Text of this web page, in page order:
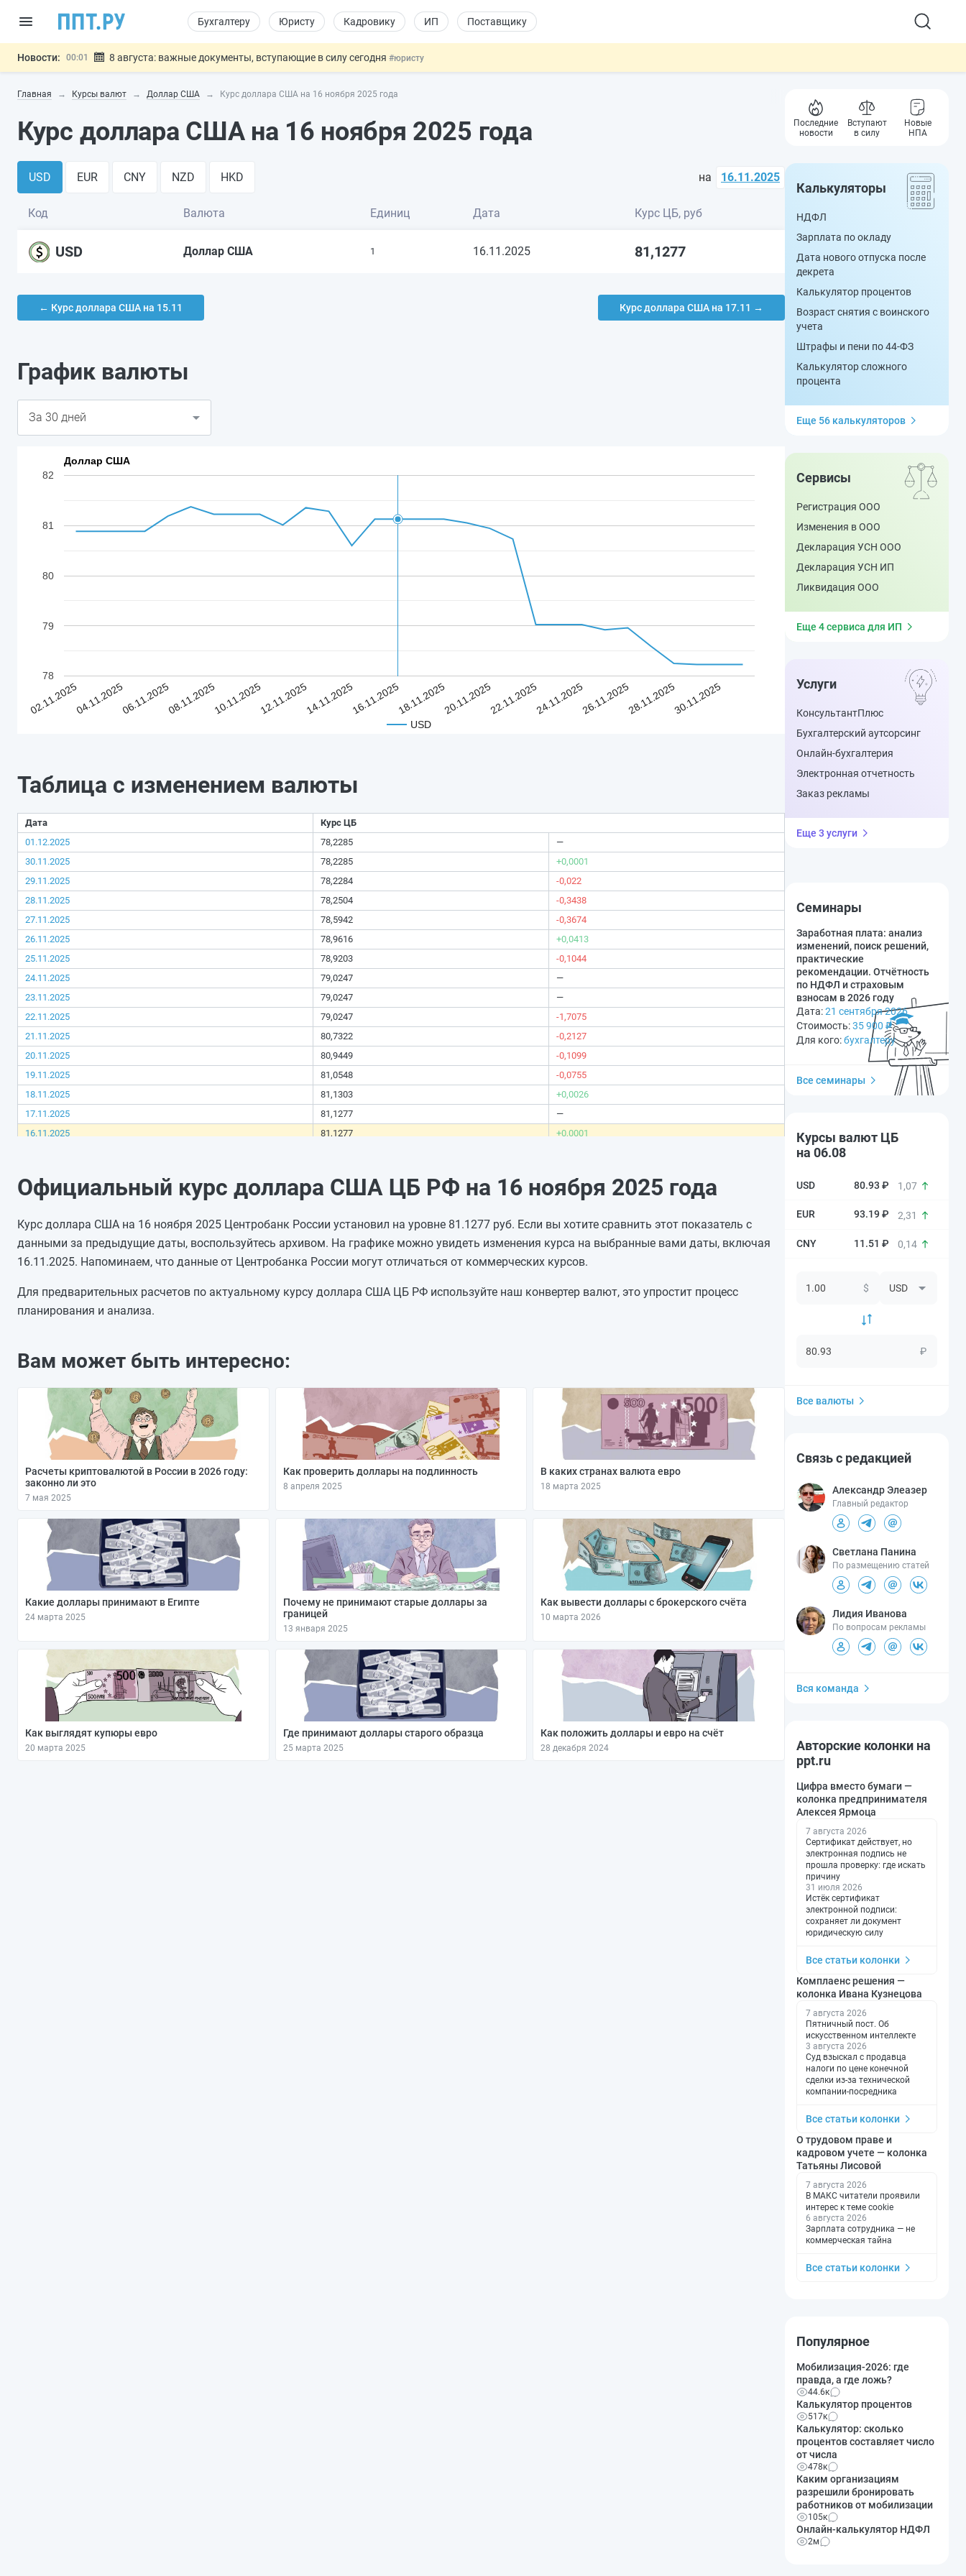
Бухгалтеру Юристу Кадровику ИП Поставщику
Новости: 00:01 8 августа: важные документы, вступающие в силу сегодня #юристу
07.08 Дистанционную работу беременных пропишут в ТК РФ #кадровику
07.08
Важно Разработают единые критерии трудовых и ГПХ-отношений #кадровику
Главная Курсы валют Доллар США Курс доллара США на 16 ноября 2025 года
Курс доллара США на 16 ноября 2025 года
USD EUR CNY NZD HKD на 16.11.2025
Код Валюта Единиц Дата Курс ЦБ, руб
USD Доллар США 1 16.11.2025 81,1277
← Курс доллара США на 15.11 Курс доллара США на 17.11 →
График валюты
Доллар США
USD
02.11.202504.11.202506.11.202508.11.202510.11.202512.11.202514.11.202516.11.202518.11.202520.11.202522.11.202524.11.202526.11.202528.11.202530.11.2025
78
79
80
81
82
Таблица с изменением валюты
Дата
Курс ЦБ
01.12.2025
78,2285
—
30.11.2025
78,2285
+0,0001
29.11.2025
78,2284
-0,022
28.11.2025
78,2504
-0,3438
27.11.2025
78,5942
-0,3674
26.11.2025
78,9616
+0,0413
25.11.2025
78,9203
-0,1044
24.11.2025
79,0247
—
23.11.2025
79,0247
—
22.11.2025
79,0247
-1,7075
21.11.2025
80,7322
-0,2127
20.11.2025
80,9449
-0,1099
19.11.2025
81,0548
-0,0755
18.11.2025
81,1303
+0,0026
17.11.2025
81,1277
—
16.11.2025
81,1277
+0,0001
13.11.2025
81,2853
-0,071
11.11.2025
81,0133
-0,2125
10.11.2025
81,2258
—
09.11.2025
81,2258
—
08.11.2025
81,2258
-0,1508
07.11.2025
04.11.2025
03.11.2025
80,8862
—
02.11.2025
Официальный курс доллара США ЦБ РФ на 16 ноября 2025 года
Курс доллара США на 16 ноября 2025 Центробанк России установил на уровне 81.1277 руб. Если вы хотите сравнить этот показатель с
данными за предыдущие даты, воспользуйтесь архивом. На графике можно увидеть изменения курса на выбранные вами даты, включая
16.11.2025. Напоминаем, что данные от Центробанка России могут отличаться от коммерческих курсов.
Для предварительных расчетов по актуальному курсу доллара США ЦБ РФ используйте наш конвертер валют, это упростит процесс
планирования и анализа.
Вам может быть интересно:
Расчеты криптовалютой в России в 2026 году:
законно ли это
7 мая 2025
Как проверить доллары на подлинность
8 апреля 2025
В каких странах валюта евро
18 марта 2025
Какие доллары принимают в Египте
24 марта 2025
Почему не принимают старые доллары за
границей
13 января 2025
Как вывести доллары с брокерского счёта
10 марта 2026
Как выглядят купюры евро
20 марта 2025
Где принимают доллары старого образца
25 марта 2025
Как положить доллары и евро на счёт
28 декабря 2024
Последние
новости
Вступают
в силу
Новые
НПА
Калькуляторы
НДФЛ
Зарплата по окладу
Дата нового отпуска после
декрета
Калькулятор процентов
Возраст снятия с воинского
учета
Штрафы и пени по 44-ФЗ
Калькулятор сложного
процента
Еще 56 калькуляторов
Сервисы
Регистрация ООО
Изменения в ООО
Декларация УСН ООО
Декларация УСН ИП
Ликвидация ООО
Еще 4 сервиса для ИП
Услуги
КонсультантПлюс
Бухгалтерский аутсорсинг
Онлайн-бухгалтерия
Электронная отчетность
Заказ рекламы
Еще 3 услуги
Семинары
Заработная плата: анализ
изменений, поиск решений,
практические
рекомендации. Отчётность
по НДФЛ и страховым
взносам в 2026 году
Дата:21 сентября 2026
Стоимость:35 900 ₽
Для кого:бухгалтеру
Все семинары
Курсы валют ЦБ
на 06.08
80.93 ₽ 1,07
93.19 ₽ 2,31
11.51 ₽ 0,14
$
₽
Все валюты
Связь с редакцией
Александр Элеазер
Главный редактор
Светлана Панина
По размещению статей
Лидия Иванова
По вопросам рекламы
Вся команда
Авторские колонки на
ppt.ru
Цифра вместо бумаги —
колонка предпринимателя
Алексея Ярмоца
7 августа 2026
Сертификат действует, но
электронная подпись не
прошла проверку: где искать
причину
31 июля 2026
Истёк сертификат
электронной подписи:
сохраняет ли документ
юридическую силу
Все статьи колонки
Комплаенс решения —
колонка Ивана Кузнецова
7 августа 2026
Пятничный пост. Об
искусственном интеллекте
3 августа 2026
Суд взыскал с продавца
налоги по цене конечной
сделки из-за технической
компании-посредника
Все статьи колонки
О трудовом праве и
кадровом учете — колонка
Татьяны Лисовой
7 августа 2026
В МАКС читатели проявили
интерес к теме cookie
6 августа 2026
Зарплата сотрудника — не
коммерческая тайна
Все статьи колонки
Популярное
Мобилизация-2026: где
правда, а где ложь?
44.6к
Калькулятор процентов
517к
Калькулятор: сколько
процентов составляет число
от числа
478к
Каким организациям
разрешили бронировать
работников от мобилизации
105к
Онлайн-калькулятор НДФЛ
2м